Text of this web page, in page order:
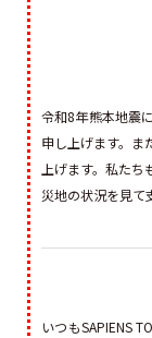
令和8年熊本地震
申し上げます。ま
上げます。私た
災地の状況を見て
いつもSAPIENS